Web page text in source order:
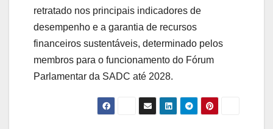
retratado nos principais indicadores de
desempenho e a garantia de recursos
financeiros sustentáveis, determinado pelos
membros para o funcionamento do Fórum
Parlamentar da SADC até 2028.